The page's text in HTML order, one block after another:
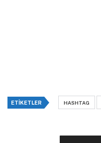
ETIKETLER HASHTAG